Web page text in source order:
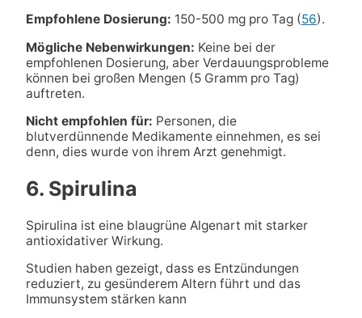
Empfohlene Dosierung: 150-500 mg pro Tag (56).
Mögliche Nebenwirkungen: Keine bei der
empfohlenen Dosierung, aber Verdauungsprobleme
können bei großen Mengen (5 Gramm pro Tag)
auftreten.
Nicht empfohlen für: Personen, die
blutverdünnende Medikamente einnehmen, es sei
denn, dies wurde von ihrem Arzt genehmigt.
6. Spirulina
Spirulina ist eine blaugrüne Algenart mit starker
antioxidativer Wirkung.
Studien haben gezeigt, dass es Entzündungen
reduziert, zu gesünderem Altern führt und das
Immunsystem stärken kann